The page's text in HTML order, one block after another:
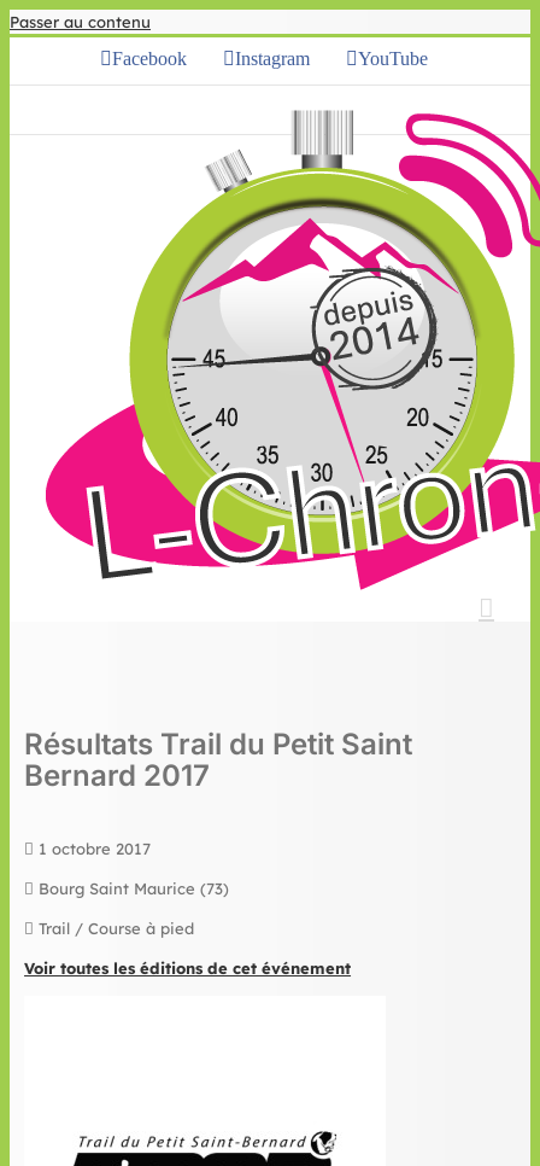
Passer au contenu
Facebook Instagram YouTube
Résultats Trail du Petit Saint
Bernard 2017
1 octobre 2017
Bourg Saint Maurice (73)
Trail / Course à pied
Voir toutes les éditions de cet événement